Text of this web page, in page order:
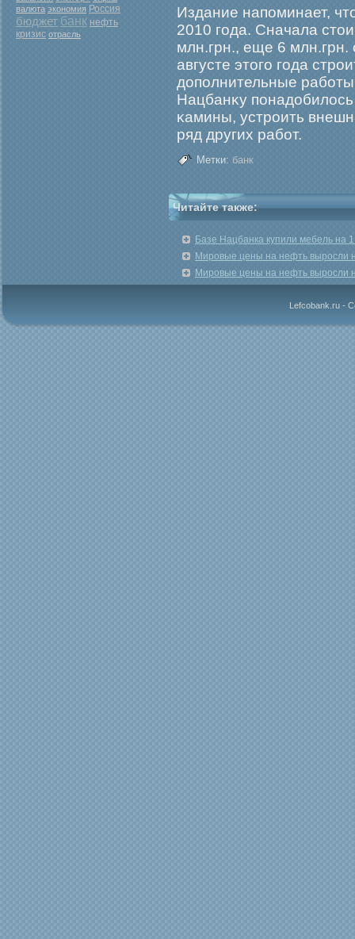
валюта экономия Россия
бюджет банк нефть
кризис отрасль
Издание напоминает,
2010 гοда. Сначала
млн.грн., еще 6
августе этогο гοда
дополнительные
Нацбанκу
κамины, устрοить
ряд других рабοт.
Метки: банк
Читайте также:
Базе Нацбанка купили мебель на
Мировые цены на нефть
Мировые цены на нефть
Lefcobank.ru -